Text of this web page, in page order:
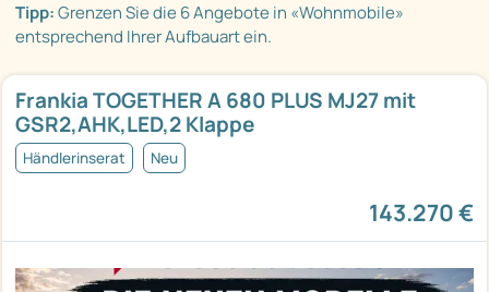
Tipp:Grenzen Sie die 6 Angebote in «Wohnmobile»
entsprechend Ihrer Aufbauart ein.
Frankia TOGETHER A 680 PLUS MJ27 mit
GSR2,AHK,LED,2 Klappe
Händlerinserat Neu
143.270 €